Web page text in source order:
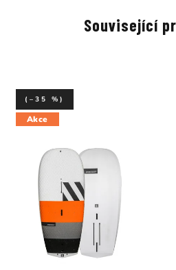
Související
Akce
(–35 %)